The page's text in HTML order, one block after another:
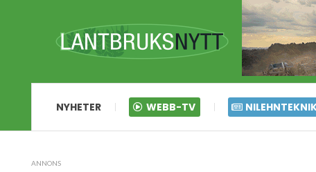
NYHETER WEBB-TV
ANNONS